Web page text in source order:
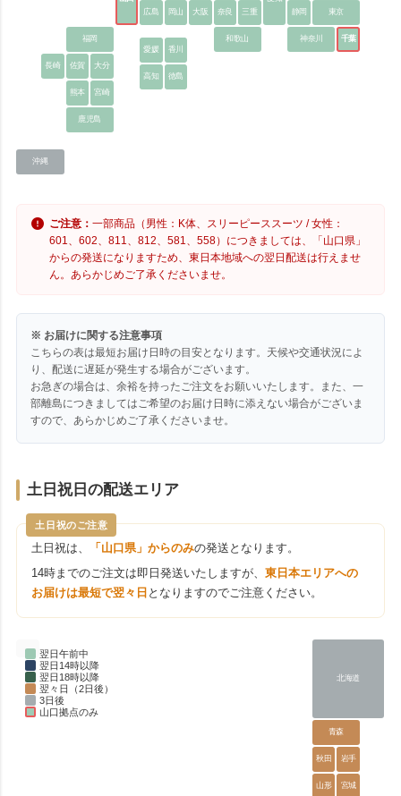
広島 岡山 大阪 奈良 三重 東京
福岡
愛媛
香川
和歌山
静岡
神奈川 千葉
長崎 佐賀
大分
高知
徳島
熊本
宮崎
鹿児島
沖縄
ご注意：一部商品（男性：K体、スリーピーススーツ / 女性：
601、602、811、812、581、558）につきましては、「山口県」
からの発送になりますため、東日本地域への翌日配送は行えませ
ん。あらかじめご了承くださいませ。
※ お届けに関する注意事項
こちらの表は最短お届け日時の目安となります。天候や交通状況によ
り、配送に遅延が発生する場合がございます。
お急ぎの場合は、余裕を持ったご注文をお願いいたします。また、一
部離島につきましてはご希望のお届け日時に添えない場合がございま
すので、あらかじめご了承くださいませ。
土日祝日の配送エリア
土日祝のご注意
土日祝は、 「山口県」からのみの発送となります。
14時までのご注文は即日発送いたしますが、東日本エリアへの
お届けは最短で翌々日 となりますのでご注意ください。
翌日午前中
翌日14時以降
翌日18時以降
翌々日（2日後）
3日後
山口拠点のみ
北海道
青森
秋田 岩手
山形 宮城